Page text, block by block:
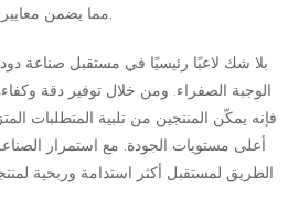
مما يضمن معايير عالية وأقصى قدر من الإنتاج.
الوجبة الصفراء. ومن خلال توفير دقة وكفاءة
فإنه يمكّن المنتجين من تلبية المتطلبات
أعلى مستويات الجودة. مع استمرار